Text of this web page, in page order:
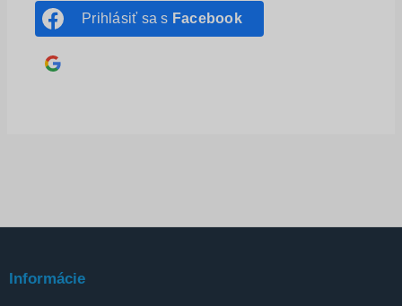
Prihlásiť sa s Facebook
Informácie